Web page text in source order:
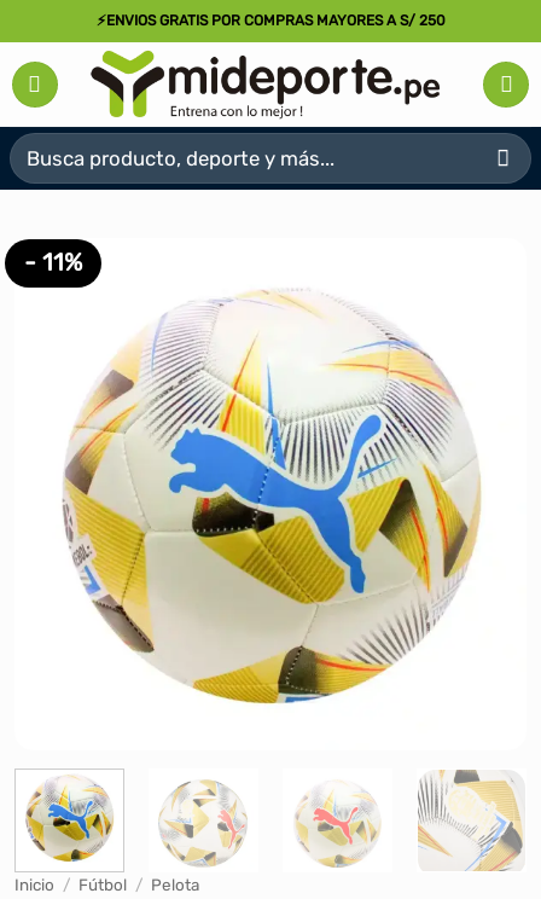
al
contenido
⚡ENVIOS GRATIS POR COMPRAS MAYORES A S/ 250
Buscar
por:
- 11%
Inicio / Fútbol / Pelota